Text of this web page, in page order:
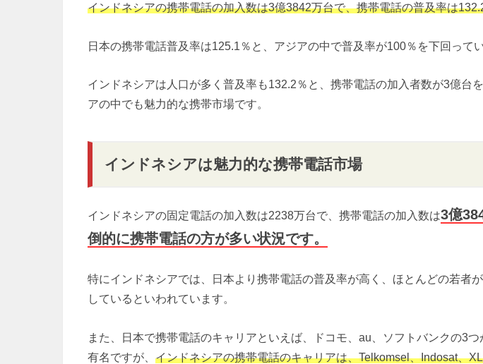
インドネシアの携帯電話の加入数は3億3842万台で、携帯電話の普及率は
日本の携帯電話普及率は125.1％と、アジアの中で普及率が100％を下回って
インドネシアは人口が多く普及率も132.2％と、携帯電話の加入者数が3億台
アの中でも魅力的な携帯市場です。
インドネシアは魅力的な携帯電話市場
インドネシアの固定電話の加入数は2238万台で、携帯電話の加入数は3億
倒的に携帯電話の方が多い状況です。
特にインドネシアでは、日本より携帯電話の普及率が高く、ほとんどの若者
しているといわれています。
また、日本で携帯電話のキャリアといえば、ドコモ、au、ソフトバンクの3
有名ですが、 インドネシアの携帯電話のキャリアは、Telkomsel、Indosat、